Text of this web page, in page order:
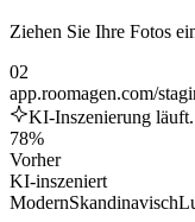
Ziehen Sie Ihre Fotos
02
app.roomagen.com/
KI-Inszenierung
78%
Vorher
KI-inszeniert
ModernSkandinavisch